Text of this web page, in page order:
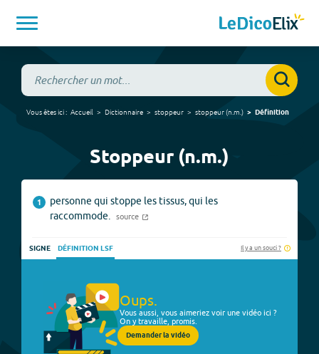
Vous êtes ici : Accueil Dictionnaire stoppeur stoppeur(n.m. ) Définition
Stoppeur (n.m.)
1
personne qui stoppe les tissus, qui les
raccommode.
source
SIGNE DÉFINITION LSF Il y a un souci ?
Oups.
Vous aussi, vous aimeriez voir une vidéo ici ?
On y travaille, promis.
Demander la vidéo